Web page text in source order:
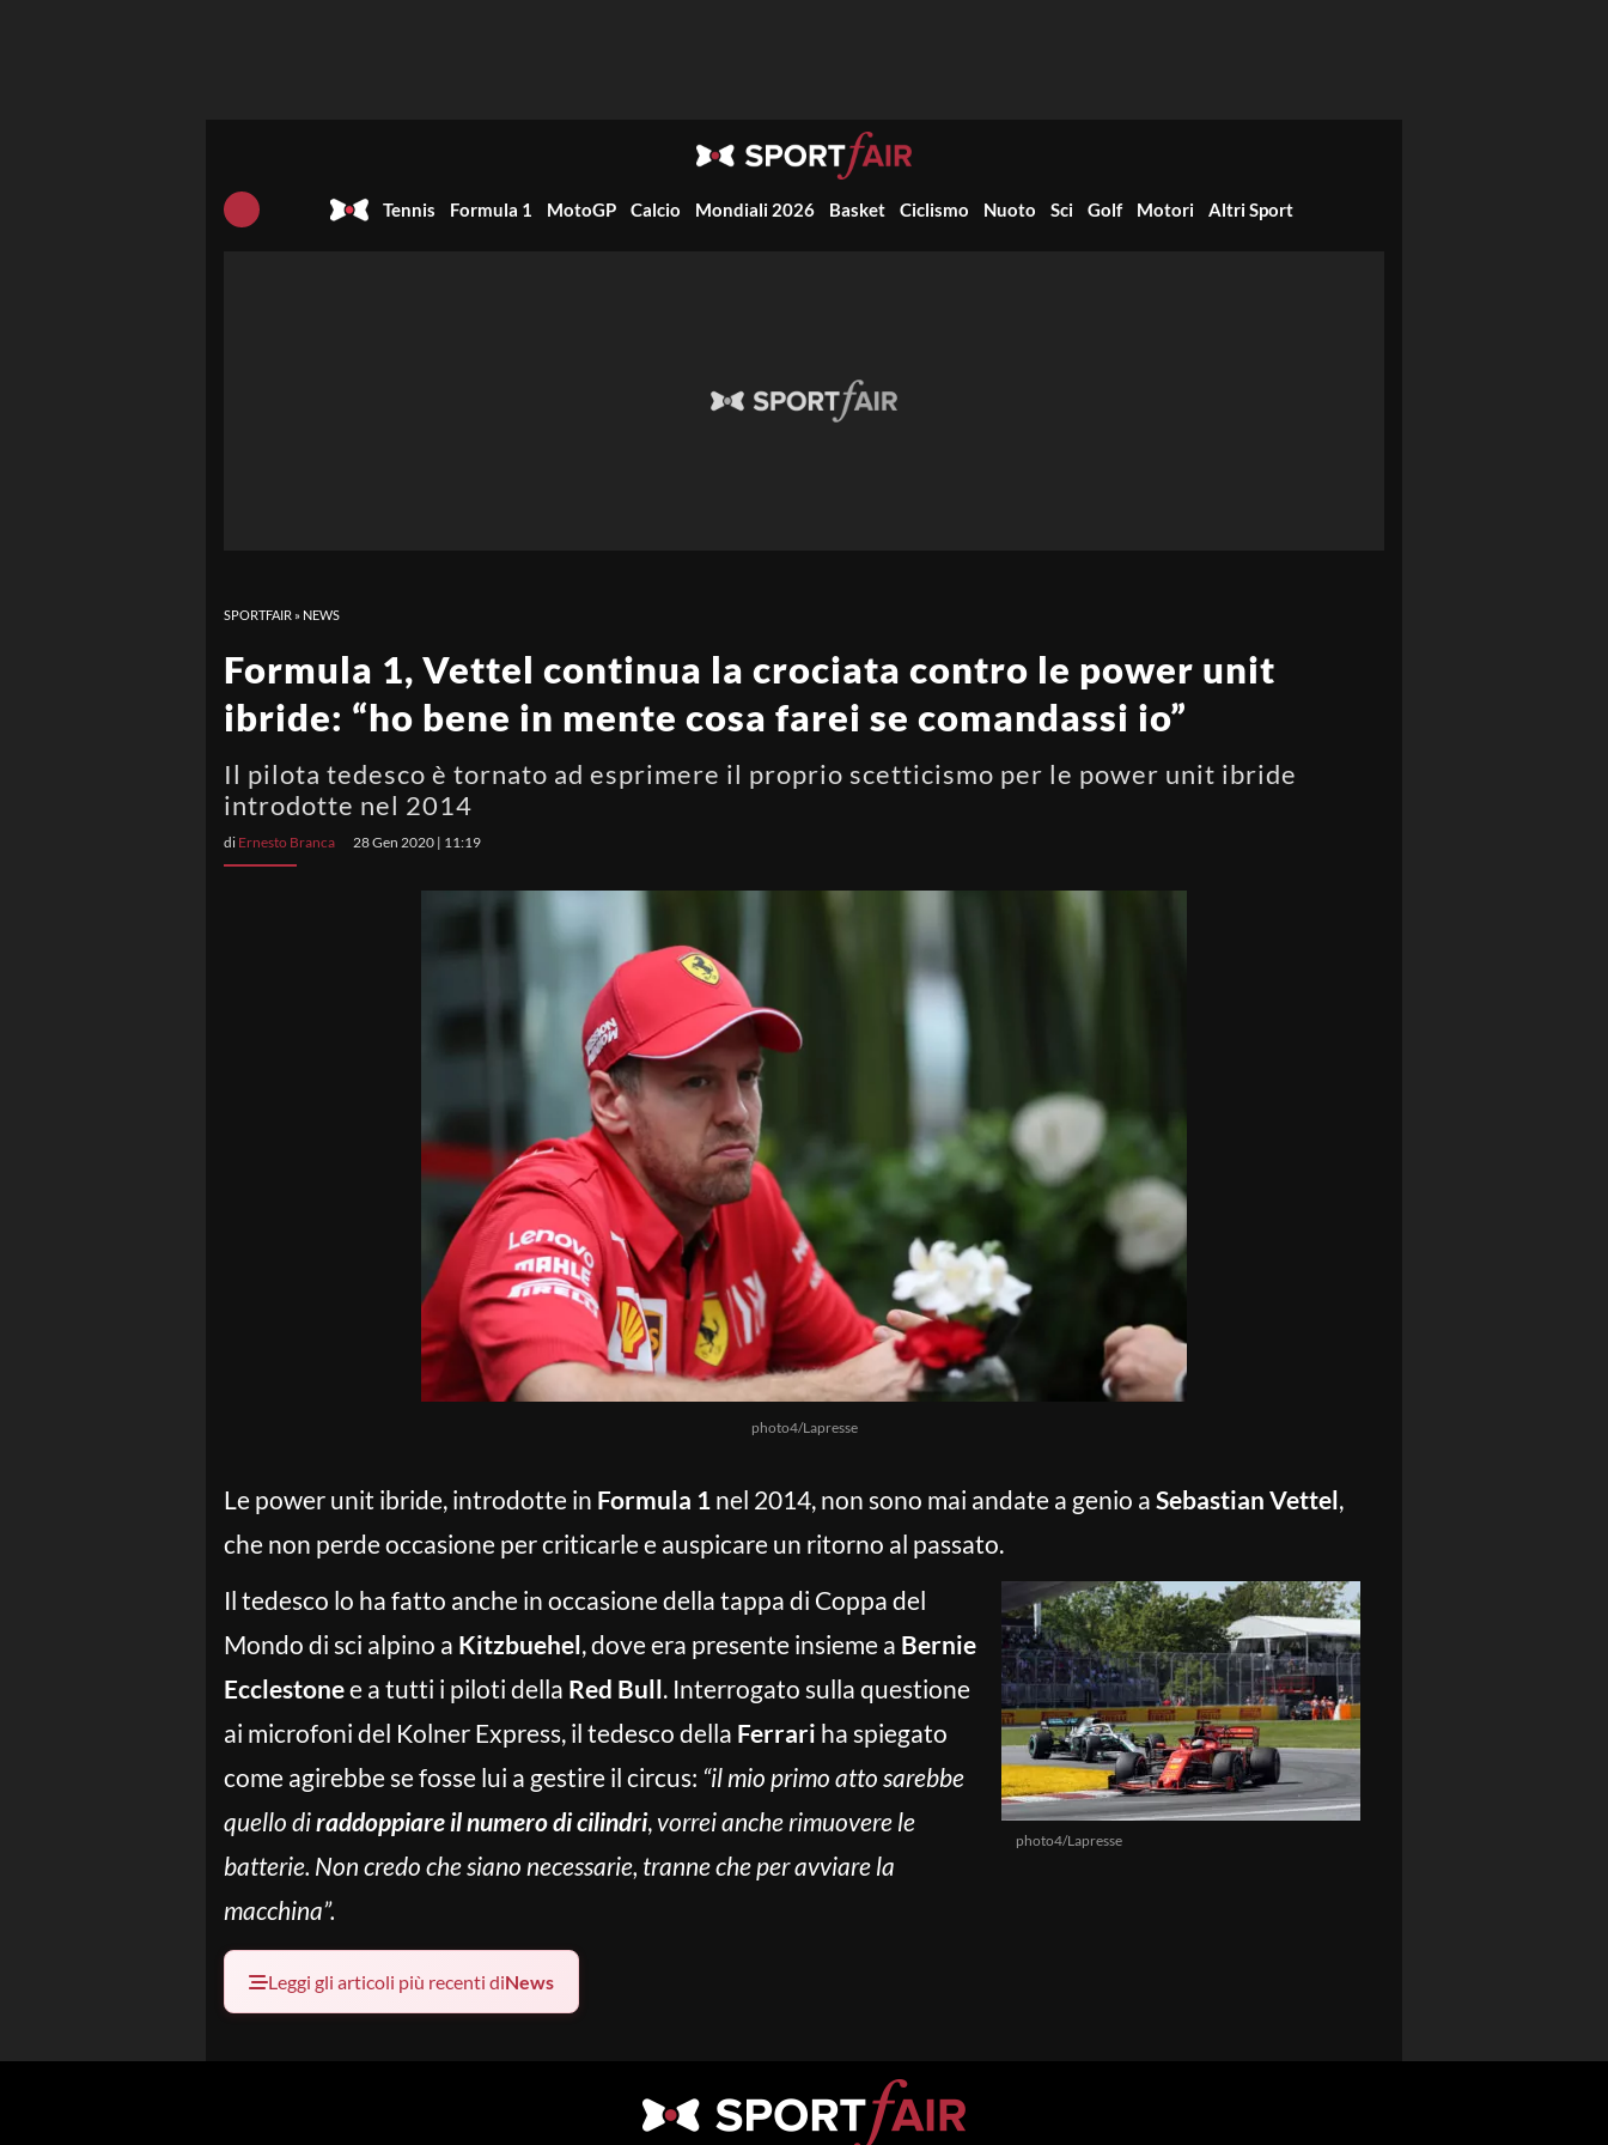
Tennis Formula 1 MotoGP Calcio Mondiali 2026 Basket Ciclismo Nuoto Sci Golf Motori Altri Sport
SPORTFAIR » NEWS
Formula 1, Vettel continua la crociata contro le power unit
ibride: “ho bene in mente cosa farei se comandassi io”
Il pilota tedesco è tornato ad esprimere il proprio scetticismo per le power unit ibride
introdotte nel 2014
di Ernesto Branca 28 Gen 2020 | 11:19
photo4/Lapresse
Le power unit ibride, introdotte in Formula 1 nel 2014, non sono mai andate a genio a Sebastian Vettel,
che non perde occasione per criticarle e auspicare un ritorno al passato.
photo4/Lapresse
Il tedesco lo ha fatto anche in occasione della tappa di Coppa del
Mondo di sci alpino a Kitzbuehel, dove era presente insieme a Bernie
Ecclestonee a tutti i piloti della Red Bull. Interrogato sulla questione
ai microfoni del Kolner Express, il tedesco della Ferrari ha spiegato
come agirebbe se fosse lui a gestire il circus: “il mio primo atto sarebbe
quello diraddoppiare il numero di cilindri, vorrei anche rimuovere le
batterie. Non credo che siano necessarie, tranne che per avviare la
macchina”.
Leggi gli articoli più recenti diNews